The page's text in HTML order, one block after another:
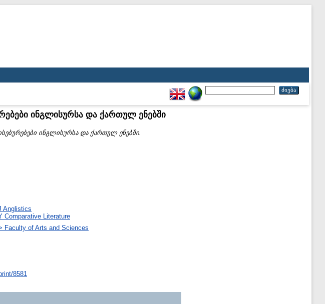
ინგლისურსა და ქართულ ენებში
ინგლისურსა და ქართულ ენებში.
Anglistics
Comparative Literature
Faculty of Arts and Sciences
8581